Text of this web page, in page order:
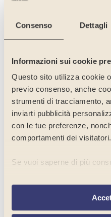
Consenso Dettagli
Informazioni sui cookie
Questo sito utilizza cookie
previo consenso, anche
strumenti di tracciamento,
inviarti pubblicità
con le tue preferenze,
comportamenti dei visitatori.
Se vuoi saperne di più
Per selezionare in modo
terze parti e cookie è
tue preferenze”.
Diamo
al tuo
progetto